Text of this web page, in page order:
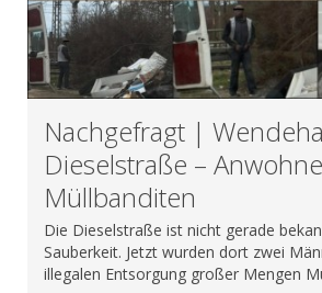
Nachgefragt |
Dieselstraße –
Müllbanditen
Die Dieselstraße ist nicht gerade
Sauberkeit. Jetzt wurden dort zwei
illegalen Entsorgung großer Mengen